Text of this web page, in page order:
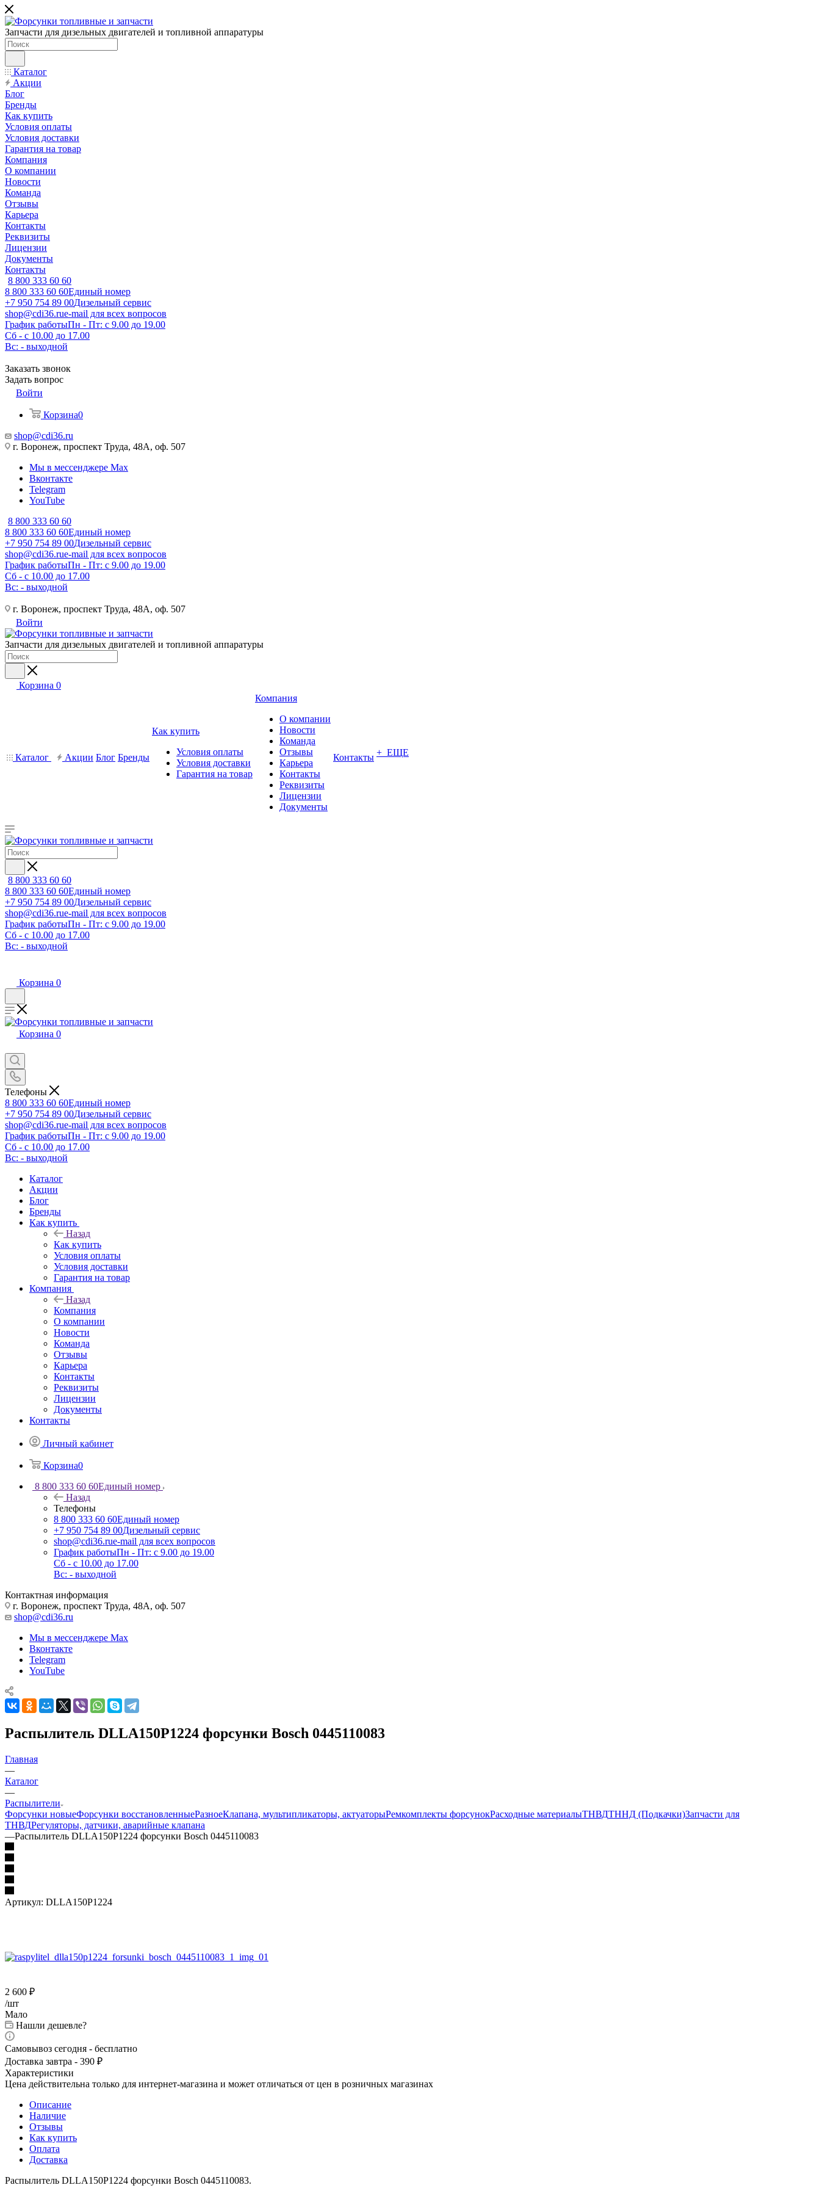
Запчасти для дизельных двигателей и топливной аппаратуры
Каталог
Акции
Блог
Бренды
Как купить
Условия оплаты
Условия доставки
Гарантия на товар
Компания
О компании
Новости
Команда
Отзывы
Карьера
Контакты
Реквизиты
Лицензии
Документы
Контакты
8 800 333 60 60
8 800 333 60 60Единый номер
+7 950 754 89 00Дизельный сервис
shop@cdi36.rue-mail для всех вопросов
График работыПн - Пт: с 9.00 до 19.00
Сб - с 10.00 до 17.00
Вс: - выходной
Заказать звонок
Задать вопрос
Войти
Корзина0
shop@cdi36.ru
г. Воронеж, проспект Труда, 48А, оф. 507
Мы в мессенджере Max
Вконтакте
Telegram
YouTube
8 800 333 60 60
8 800 333 60 60Единый номер
+7 950 754 89 00Дизельный сервис
shop@cdi36.rue-mail для всех вопросов
График работыПн - Пт: с 9.00 до 19.00
Сб - с 10.00 до 17.00
Вс: - выходной
г. Воронеж, проспект Труда, 48А, оф. 507
Войти
Запчасти для дизельных двигателей и топливной аппаратуры
Корзина 0
Каталог Акции Блог Бренды
Как купить
Условия оплаты
Условия доставки
Гарантия на товар
Компания
О компании
Новости
Команда
Отзывы
Карьера
Контакты
Реквизиты
Лицензии
Документы
Контакты + ЕЩЕ
8 800 333 60 60
8 800 333 60 60Единый номер
+7 950 754 89 00Дизельный сервис
shop@cdi36.rue-mail для всех вопросов
График работыПн - Пт: с 9.00 до 19.00
Сб - с 10.00 до 17.00
Вс: - выходной
Корзина 0
Корзина 0
Телефоны
8 800 333 60 60Единый номер
+7 950 754 89 00Дизельный сервис
shop@cdi36.rue-mail для всех вопросов
График работыПн - Пт: с 9.00 до 19.00
Сб - с 10.00 до 17.00
Вс: - выходной
Каталог
Акции
Блог
Бренды
Как купить
Назад
Как купить
Условия оплаты
Условия доставки
Гарантия на товар
Компания
Назад
Компания
О компании
Новости
Команда
Отзывы
Карьера
Контакты
Реквизиты
Лицензии
Документы
Контакты
Личный кабинет
Корзина0
8 800 333 60 60Единый номер
Назад
Телефоны
8 800 333 60 60Единый номер
+7 950 754 89 00Дизельный сервис
shop@cdi36.rue-mail для всех вопросов
График работыПн - Пт: с 9.00 до 19.00
Сб - с 10.00 до 17.00
Вс: - выходной
Контактная информация
г. Воронеж, проспект Труда, 48А, оф. 507
shop@cdi36.ru
Мы в мессенджере Max
Вконтакте
Telegram
YouTube
Распылитель DLLA150P1224 форсунки Bosch 0445110083
Главная
—
Каталог
—
Распылители
Форсунки новыеФорсунки восстановленныеРазноеКлапана, мультипликаторы, актуаторыРемкомплекты форсунокРасходные материалыТНВДТННД (Подкачки)Запчасти для
ТНВДРегуляторы, датчики, аварийные клапана
—Распылитель DLLA150P1224 форсунки Bosch 0445110083
Артикул: DLLA150P1224
2 600 ₽
/шт
Мало
Нашли дешевле?
Самовывоз сегодня - бесплатно
Доставка завтра - 390 ₽
Характеристики
Цена действительна только для интернет-магазина и может отличаться от цен в розничных магазинах
Описание
Наличие
Отзывы
Как купить
Оплата
Доставка
Распылитель DLLA150P1224 форсунки Bosch 0445110083.